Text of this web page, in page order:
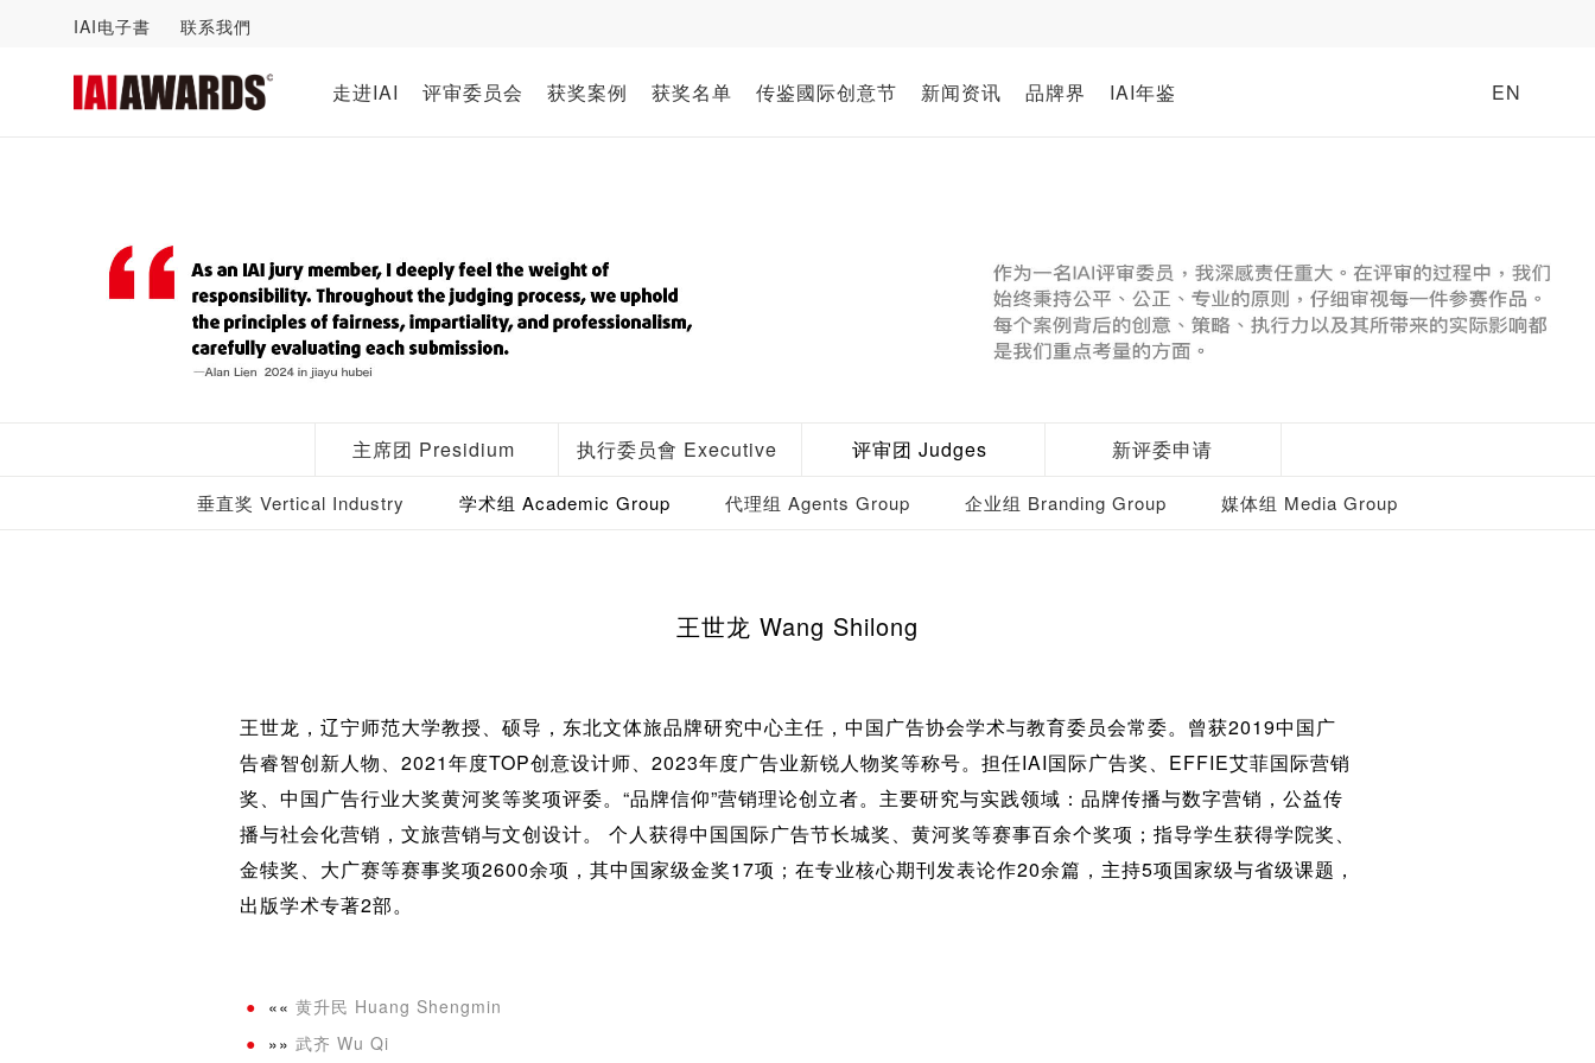
IAI电子書 联系我們
走进IAI 评审委员会 获奖案例 获奖名单 传鉴國际创意节 新闻资讯 品牌界 IAI年鉴 EN
主席团 Presidium 执行委员會 Executive 评审团 Judges 新评委申请
垂直奖 Vertical Industry 学术组 Academic Group 代理组 Agents Group 企业组 Branding Group 媒体组 Media Group
王世龙 Wang Shilong
王世龙，辽宁师范大学教授、硕导，东北文体旅品牌研究中心主任，中国广告协会学术与教育委员会常委。曾获2019中国广
告睿智创新人物、2021年度TOP创意设计师、2023年度广告业新锐人物奖等称号。担任IAI国际广告奖、EFFIE艾菲国际营销
奖、中国广告行业大奖黄河奖等奖项评委。“品牌信仰”营销理论创立者。主要研究与实践领域：品牌传播与数字营销，公益传
播与社会化营销，文旅营销与文创设计。 个人获得中国国际广告节长城奖、黄河奖等赛事百余个奖项；指导学生获得学院奖、
金犊奖、大广赛等赛事奖项2600余项，其中国家级金奖17项；在专业核心期刊发表论作20余篇，主持5项国家级与省级课题，
出版学术专著2部。
«« 黄升民 Huang Shengmin
»» 武齐 Wu Qi